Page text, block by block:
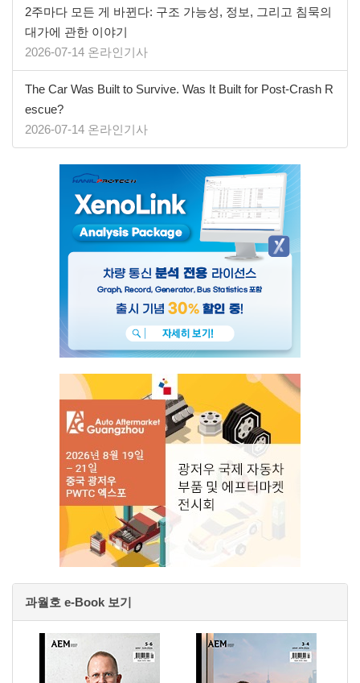
2주마다 모든 게 바뀐다: 구조 가능성, 정보, 그리고 침묵의
대가에 관한 이야기
2026-07-14 온라인기사
The Car Was Built to Survive. Was It Built for Post-Crash R
escue?
2026-07-14 온라인기사
과월호 e-Book 보기